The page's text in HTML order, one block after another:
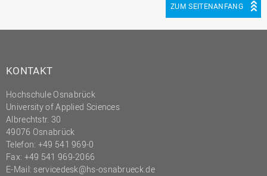
ZUM SEITENANFANG
KONTAKT
Hochschule Osnabrück
University of Applied Sciences
Albrechtstr. 30
49076 Osnabrück
Telefon: +49 541 969-0
Fax: +49 541 969-2066
E-Mail: servicedesk@hs-osnabrueck.de